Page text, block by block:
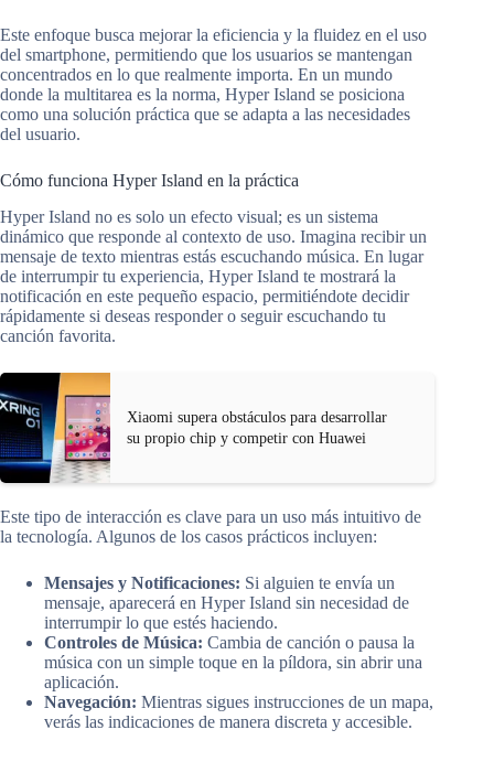
Este enfoque busca mejorar la eficiencia y la fluidez en el uso
del smartphone, permitiendo que los usuarios se mantengan
concentrados en lo que realmente importa. En un mundo
donde la multitarea es la norma, Hyper Island se posiciona
como una solución práctica que se adapta a las necesidades
del usuario.
Cómo funciona Hyper Island en la práctica
Hyper Island no es solo un efecto visual; es un sistema
dinámico que responde al contexto de uso. Imagina recibir un
mensaje de texto mientras estás escuchando música. En lugar
de interrumpir tu experiencia, Hyper Island te mostrará la
notificación en este pequeño espacio, permitiéndote decidir
rápidamente si deseas responder o seguir escuchando tu
canción favorita.
Xiaomi supera obstáculos para desarrollar
su propio chip y competir con Huawei
Este tipo de interacción es clave para un uso más intuitivo de
la tecnología. Algunos de los casos prácticos incluyen:
Mensajes y Notificaciones: Si alguien te envía un
mensaje, aparecerá en Hyper Island sin necesidad de
interrumpir lo que estés haciendo.
Controles de Música: Cambia de canción o pausa la
música con un simple toque en la píldora, sin abrir una
aplicación.
Navegación: Mientras sigues instrucciones de un mapa,
verás las indicaciones de manera discreta y accesible.